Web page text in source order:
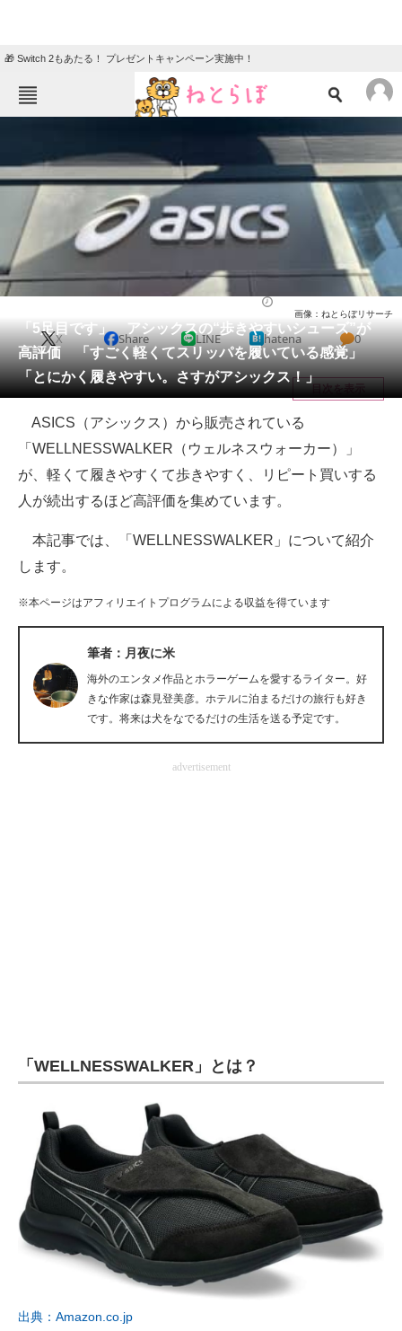
🎁 Switch 2もあたる！ プレゼントキャンペーン実施中！
エンタメ クイズ
グルメ 地域
住まい
動物 リサーチ
会員記事
メディア
注目記事を集めた総合ページ
ITの今と未来を見通す
スマホと通信の最新トレンド
ビジネスと働き方のヒント
企業ITのトレンドを詳説
経営リーダーのコミュニティ
エネルギーの専門メディア
ちょっと気になるネットの話題
「5足目です」 アシックスの“歩きやすいシューズ”が
高評価 「すごく軽くてスリッパを履いている感覚」
「とにかく履きやすい。さすがアシックス！」
画像：ねとらぼリサーチ
X Share LINE hatena 0
目次を表示
ASICS（アシックス）から販売されている
「WELLNESSWALKER（ウェルネスウォーカー）」
が、軽くて履きやすくて歩きやすく、リピート買いする
人が続出するほど高評価を集めています。
本記事では、「WELLNESSWALKER」について紹介
します。
※本ページはアフィリエイトプログラムによる収益を得ています
筆者：月夜に米
海外のエンタメ作品とホラーゲームを愛するライター。好
きな作家は森見登美彦。ホテルに泊まるだけの旅行も好き
です。将来は犬をなでるだけの生活を送る予定です。
advertisement
「WELLNESSWALKER」とは？
出典：Amazon.co.jp